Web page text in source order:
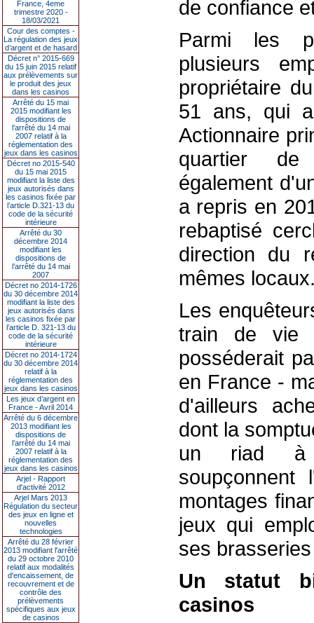
France, 4eme
trimestre 2020 -
18/03/2021
Cour des comptes -
La régulation des jeux
d’argent et de hasard
Décret n° 2015-669
du 15 juin 2015 relatif
aux prélèvements sur
le produit des jeux
dans les casinos
Arrêté du 15 mai
2015 modifiant les
dispositions de
l’arrêté du 14 mai
2007 relatif à la
réglementation des
jeux dans les casinos
Décret no 2015-540
du 15 mai 2015
modifiant la liste des
jeux autorisés dans
les casinos fixée par
l’article D.321-13 du
code de la sécurité
intérieure
Arrêté du 30
décembre 2014
modifiant les
dispositions de
l’arrêté du 14 mai
2007
Décret no 2014-1726
du 30 décembre 2014
modifiant la liste des
jeux autorisés dans
les casinos fixée par
l’article D. 321-13 du
code de la sécurité
intérieure
Décret no 2014-1724
du 30 décembre 2014
relatif à la
réglementation des
jeux dans les casinos
Les jeux d’argent en
France - Avril 2014
Arrêté du 6 décembre
2013 modifiant les
dispositions de
l’arrêté du 14 mai
2007 relatif à la
réglementation des
jeux dans les casinos
Arjel - Rapport
d'activité 2012
Arjel Mars 2013
Régulation du secteur
des jeux en ligne et
nouvelles
technologies
Arrêté du 28 février
2013 modifiant l'arrêté
du 29 octobre 2010
relatif aux modalités
d'encaissement, de
recouvrement et de
contrôle des
prélèvements
spécifiques aux jeux
de casinos
de confiance
Parmi les
plusieurs
propriétaire
51 ans, qui
Actionnaire
quartier de
également
a repris en
rebaptisé
direction du
mêmes
Les
train de vie
posséderait
en France -
d'ailleurs
dont la
un riad à
soupçonnent
montages
jeux qui
ses
Un statut
casinos